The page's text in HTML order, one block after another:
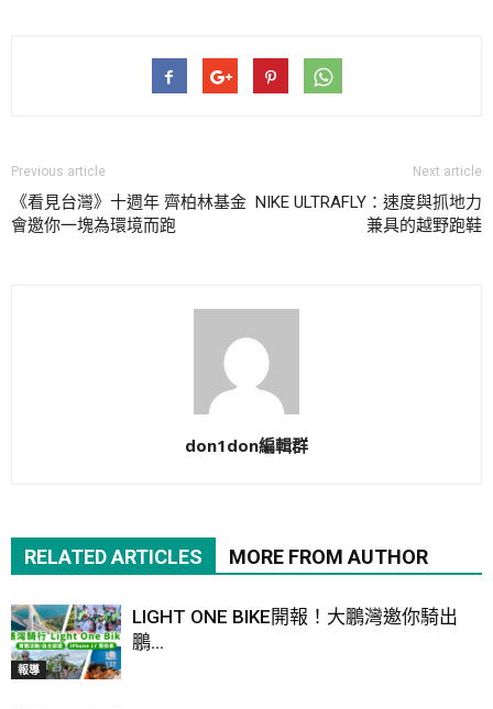
Previous article
《看見台灣》十週年 齊柏林基金
會邀你一塊為環境而跑
Next article
NIKE ULTRAFLY：速度與抓地力
兼具的越野跑鞋
don1don編輯群
RELATED ARTICLES MORE FROM AUTHOR
報導
LIGHT ONE BIKE開報！大鵬灣邀你騎出
鵬...